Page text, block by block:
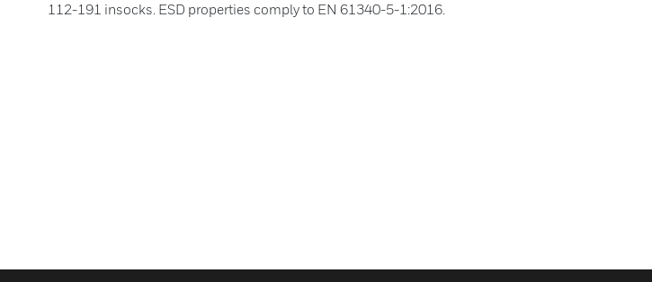
112-191 insocks. ESD properties comply to EN 61340-5-1:2016.